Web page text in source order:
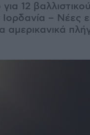
12
– Νέες
αμερικανικά